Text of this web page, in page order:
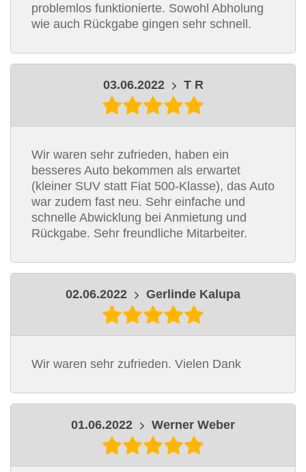
problemlos funktionierte. Sowohl Abholung
wie auch Rückgabe gingen sehr schnell.
03.06.2022 T R
Wir waren sehr zufrieden, haben ein
besseres Auto bekommen als erwartet
(kleiner SUV statt Fiat 500-Klasse), das Auto
war zudem fast neu. Sehr einfache und
schnelle Abwicklung bei Anmietung und
Rückgabe. Sehr freundliche Mitarbeiter.
02.06.2022 Gerlinde Kalupa
Wir waren sehr zufrieden. Vielen Dank
01.06.2022 Werner Weber